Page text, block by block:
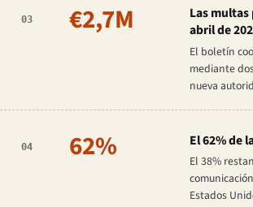
03 €2,7M
Las
abril de
El boletín
mediante
nueva
04 62% El 62% de
El 38%
Estados